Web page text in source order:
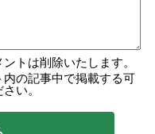
トは削除いたします。
の記事中で掲載する可
い。